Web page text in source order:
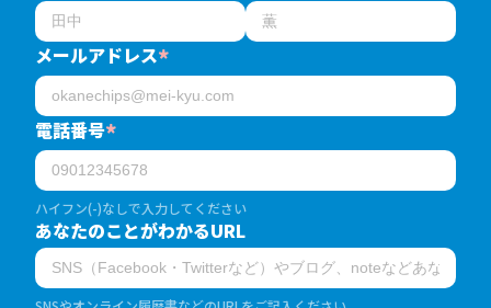
メールアドレス*
電話番号*
ハイフン(-)なしで入力してください
あなたのことがわかるURL